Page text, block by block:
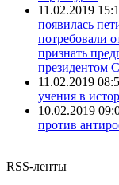
11.02.2019
появилась
потребовали
признать
президентом
11.02.2019
учения в
10.02.2019
против
RSS-ленты